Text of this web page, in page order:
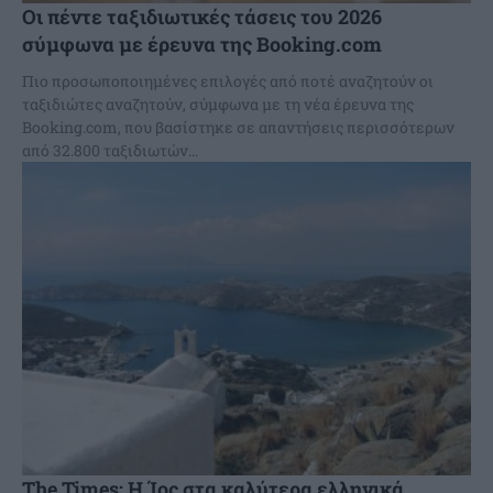
Οι πέντε ταξιδιωτικές τάσεις του 2026
σύμφωνα με έρευνα της Booking.com
Πιο προσωποποιημένες επιλογές από ποτέ αναζητούν οι
ταξιδιώτες αναζητούν, σύμφωνα με τη νέα έρευνα της
Booking.com, που βασίστηκε σε απαντήσεις περισσότερων
από 32.800 ταξιδιωτών...